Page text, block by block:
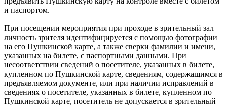
и паспортом.
При посещении мероприятия при проходе в зрительный зал
личность зрителя идентифицируется с помощью фотографии
на его Пушкинской карте, а также сверки фамилии и имени,
указанных на билете, с паспортными данными. При
несоответствии сведений о посетителе, указанных в билете,
купленном по Пушкинской карте, сведениям, содержащимся в
предъявляемом документе, или при наличии исправлений в
сведениях о посетителе, указанных в билете, купленном по
Пушкинской карте, посетитель не допускается в зрительный